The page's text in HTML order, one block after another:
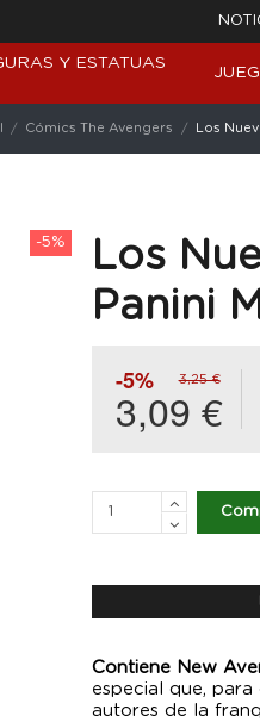
Y ESTATUAS
Cómics The Avengers Los
-5%
Los
Panini
-5% 3,25 €
3,09 €
Contiene New
especial que,
autores de la